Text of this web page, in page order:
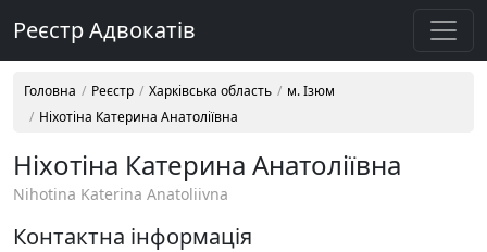
Реєстр Адвокатів
Головна Реєстр Харківська область
м. Ізюм
Ніхотіна Катерина Анатоліївна
Ніхотіна Катерина Анатоліївна
Nihotina Katerina Anatoliivna
Контактна інформація